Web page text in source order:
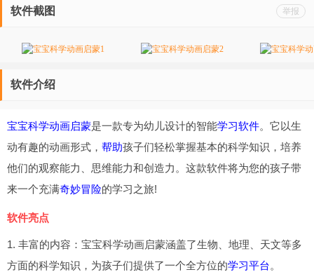
举报
软件截图
软件介绍
宝宝科学动画启蒙是一款专为幼儿设计的智能学习软件。它以生
动有趣的动画形式， 帮助孩子们轻松掌握基本的科学知识，培养
他们的观察能力、思维能力和创造力。这款软件将为您的孩子带
来一个充满奇妙冒险的学习之旅!
软件亮点
1. 丰富的内容：宝宝科学动画启蒙涵盖了生物、地理、天文等多
方面的科学知识，为孩子们提供了一个全方位的学习平台。